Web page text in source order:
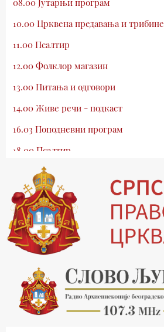
10.00 Црквена предавања и трибине
11.00 Псалтир
12.00 Фолклор магазин
13.00 Питања и одговори
14.00 Живе речи - подкаст
16.03 Поподневни програм
18.00 Псалтир
19.03 Млади у Цркви
19.30 Вечерње молитве
20.00 Вести из Цркве
20.15 Реч архијереја
20.30 Хроника Архиепископије
21.03 Врлинослов
22.03 Црквена предавања и трибине
23.00 Питања и одговори